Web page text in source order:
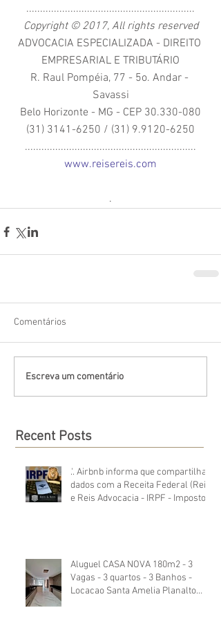
.............................................................
Copyright © 2017, All rights reserved
ADVOCACIA ESPECIALIZADA - DIREITO
EMPRESARIAL E TRIBUTÁRIO
R. Raul Pompéia, 77 - 5o. Andar -
Savassi
Belo Horizonte - MG - CEP 30.330-080
(31) 3141-6250 / (31) 9.9120-6250
..............................................................
www.reisereis.com
.
Comentários
Escreva um comentário
Recent Posts
.'. Airbnb informa que compartilha
dados com a Receita Federal (Reis
e Reis Advocacia - IRPF - Imposto
Aluguel CASA NOVA 180m2 - 3
Vagas - 3 quartos - 3 Banhos -
Locacao Santa Amelia Planalto